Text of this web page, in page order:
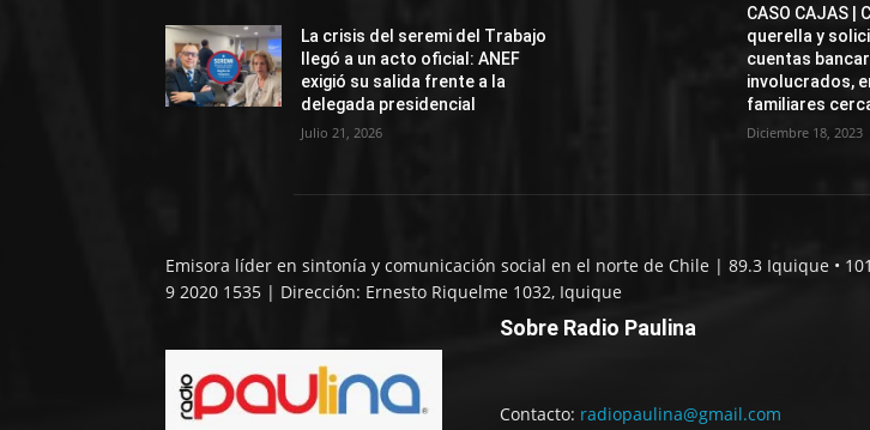
La crisis del seremi del Trabajo
llegó a un acto oficial: ANEF
exigió su salida frente a la
delegada presidencial
Julio 21, 2026
CASO CAJAS |
querella y
cuentas
involucrados,
familiares
Diciembre 18, 2023
Emisora líder en sintonía y comunicación social en el norte de Chile | 89.3 Iquique •
9 2020 1535 | Dirección: Ernesto Riquelme 1032, Iquique
Sobre Radio Paulina
Contacto: radiopaulina@gmail.com